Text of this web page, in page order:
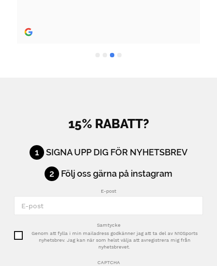
15% RABATT?
1 SIGNA UPP DIG FÖR NYHETSBREV
2 Följ oss gärna på instagram
E-post
Samtycke
Genom att fylla i min mailadress godkänner jag att ta del av N10Sports
nyhetsbrev. Jag kan när som helst välja att avregistrera mig från
nyhetsbrevet.
CAPTCHA